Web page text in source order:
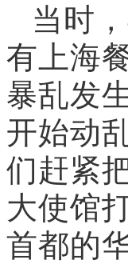
当时
有上海
暴乱发
开始动
们赶紧
大使馆
首都的